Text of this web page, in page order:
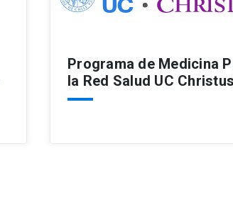
Programa de Medicina
la Red Salud UC Christus